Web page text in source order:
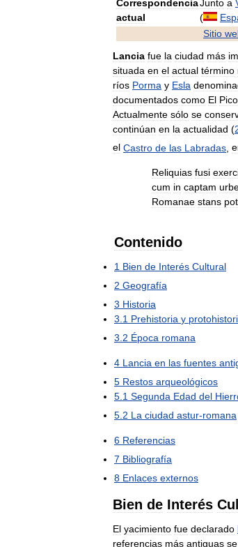
Correspondencia
actual
Junto a
(
Sitio
Lancia fue la ciudad más
situada en el actual término
ríos Porma y Esla
documentados como El Pico
Actualmente sólo se
continúan en la actualidad (
el Castro de las Labradas
Reliquias fusi
cum in captam
Romanae stans
Contenido
1 Bien de Interés Cultural
2 Geografía
3 Historia
3.1 Prehistoria y
3.2 Época romana
4 Lancia en las fuentes
5 Restos arqueológicos
5.1 Segunda Edad del
5.2 La ciudad astur-romana
6 Referencias
7 Bibliografía
8 Enlaces externos
Bien de Interés
El yacimiento fue declarado
referencias más antiguas se